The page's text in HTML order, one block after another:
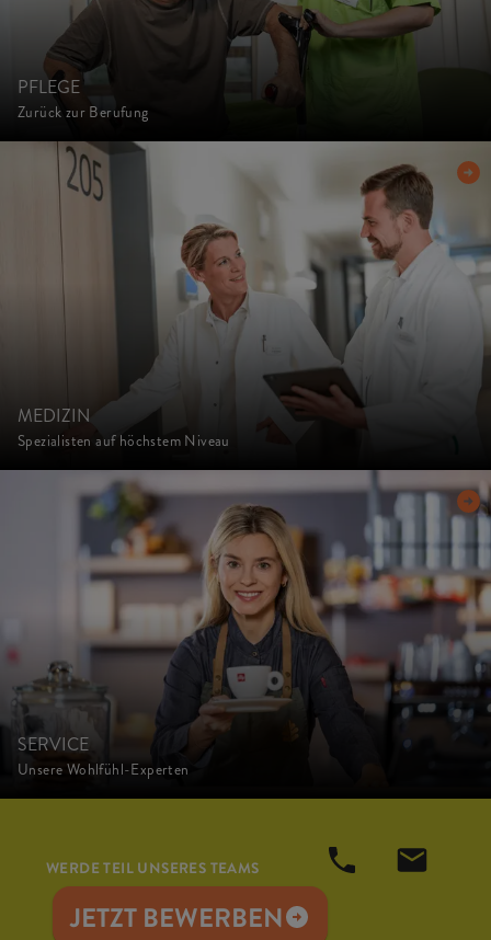
PFLEGE
Zurück zur Berufung
MEDIZIN
Spezialisten auf höchstem Niveau
SERVICE
Unsere Wohlfühl-Experten
WERDE TEIL UNSERES TEAMS
JETZT BEWERBEN